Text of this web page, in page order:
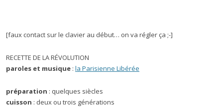
[faux contact sur le clavier au début… on va régler ça ;-]
RECETTE DE LA RÉVOLUTION
paroles et musique : la Parisienne Libérée
préparation : quelques siècles
cuisson : deux ou trois générations